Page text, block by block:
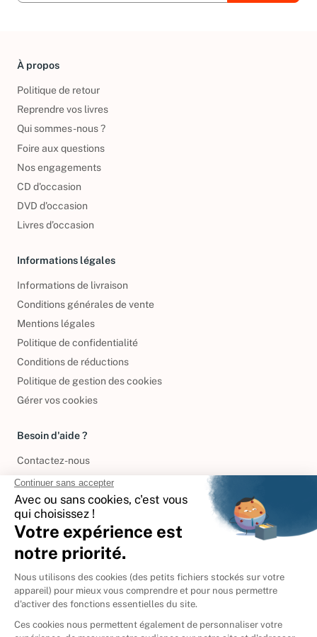
À propos
Politique de retour
Reprendre vos livres
Qui sommes-nous ?
Foire aux questions
Nos engagements
CD d'occasion
DVD d'occasion
Livres d’occasion
Informations légales
Informations de livraison
Conditions générales de vente
Mentions légales
Politique de confidentialité
Conditions de réductions
Politique de gestion des cookies
Gérer vos cookies
Besoin d'aide ?
Contactez-nous
International
🇪🇸Espagne
🇮🇹Italie
Donner vos livres